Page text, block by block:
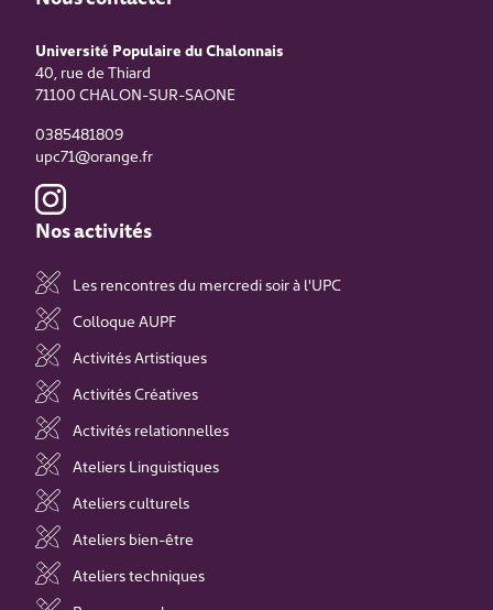
Université Populaire du Chalonnais
40, rue de Thiard
71100 CHALON-SUR-SAONE
0385481809
upc71@orange.fr
Nos activités
Les rencontres du mercredi soir à l'UPC
Colloque AUPF
Activités Artistiques
Activités Créatives
Activités relationnelles
Ateliers Linguistiques
Ateliers culturels
Ateliers bien-être
Ateliers techniques